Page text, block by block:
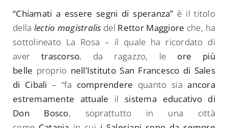
“Chiamati a essere segni di speranza” è il titolo
della lectio magistralis del Rettor Maggiore che, ha
sottolineato La Rosa – il quale ha ricordato di
avertrascorso, da ragazzo, le ore più
belle proprio nell’Istituto San Francesco di Sales
di Cibali – “fa comprendere quanto siaancora
estremamente attuale ilsistema educativo di
Don Bosco, soprattutto in una città